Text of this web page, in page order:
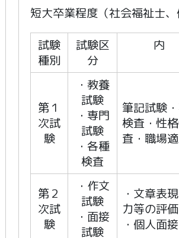
短大卒業程度（社会福祉士、
試験
種別
試験区
分
内
第１
次試
験
・教養
試験
・専門
試験
・各種
検査
筆記試験
検査・性
査・職場
第２
次試
験
・作文
試験
・面接
試験
・文章表
力等の評価
・個人面接